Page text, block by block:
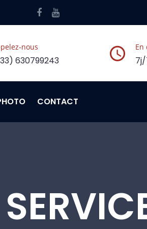
nous
630799243
En
CONTACT